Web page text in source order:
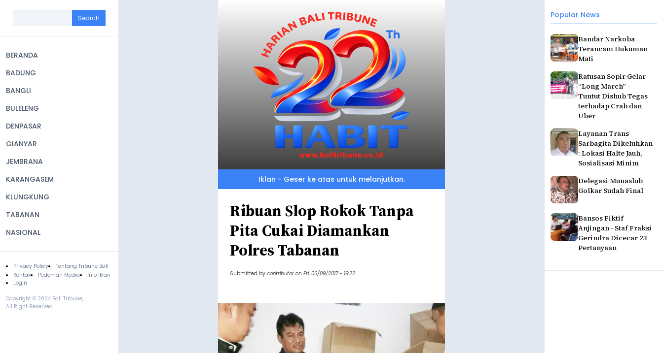
navigation
BERANDA
BADUNG
BANGLI
BULELENG
DENPASAR
GIANYAR
JEMBRANA
KARANGASEM
KLUNGKUNG
TABANAN
NASIONAL
Footer
Privacy Policy
Tentang Tribune Bali
Kontak
Pedoman Media
Info Iklan
Login
Copyright © 2024 Bali Tribune,
All Right Reserved.
Popular News
Bandar Narkoba
Terancam Hukuman
Mati
Ratusan Sopir Gelar
“Long March” -
Tuntut Dishub Tegas
terhadap Crab dan
Uber
Layanan Trans
Sarbagita Dikeluhkan
: Lokasi Halte Jauh,
Sosialisasi Minim
Delegasi Munaslub
Golkar Sudah Final
Bansos Fiktif
Anjingan - Staf Fraksi
Gerindra Dicecar 23
Pertanyaan
Iklan - Geser ke atas untuk melanjutkan.
Ribuan Slop Rokok Tanpa
Pita Cukai Diamankan
Polres Tabanan
Submitted by contributor on Fri, 06/09/2017 - 19:22